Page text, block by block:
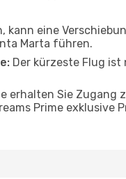
kann eine
Marta führen.
Der kürzeste Flug
erhalten Sie
Prime